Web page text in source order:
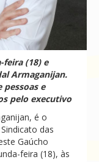
(18) e
Armaganijan.
pessoas e
pelo executivo
é o
das
Gaúcho
feira (18), às